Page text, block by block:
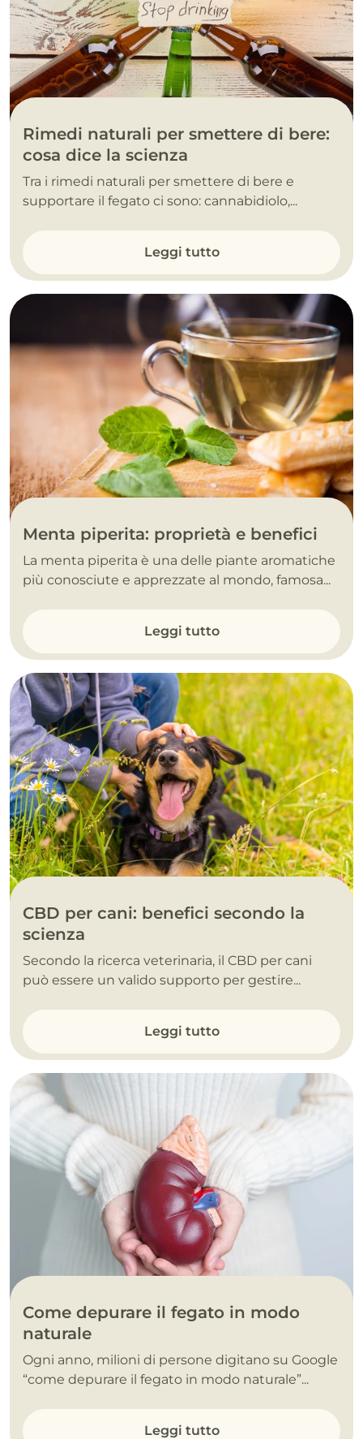
Rimedi naturali per smettere di bere:
cosa dice la scienza
Tra i rimedi naturali per smettere di bere e
supportare il fegato ci sono: cannabidiolo,...
Leggi tutto
Menta piperita: proprietà e benefici
La menta piperita è una delle piante aromatiche
più conosciute e apprezzate al mondo, famosa...
Leggi tutto
CBD per cani: benefici secondo la
scienza
Secondo la ricerca veterinaria, il CBD per cani
può essere un valido supporto per gestire...
Leggi tutto
Come depurare il fegato in modo
naturale
Ogni anno, milioni di persone digitano su Google
“come depurare il fegato in modo naturale”...
Leggi tutto